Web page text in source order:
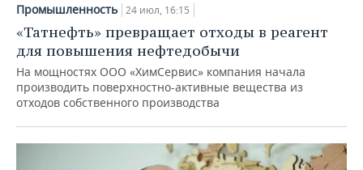
Промышленность 24 июл, 16:15
«Татнефть» превращает отходы в реагент
для повышения нефтедобычи
На мощностях ООО «ХимСервис» компания начала
производить поверхностно-активные вещества из
отходов собственного производства